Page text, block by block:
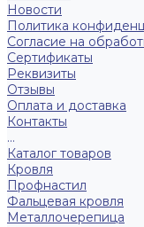
Новости
Политика
Согласие на
Сертификаты
Реквизиты
Отзывы
Оплата и доставка
Контакты
...
Каталог товаров
Кровля
Профнастил
Фальцевая кровля
Металлочерепица